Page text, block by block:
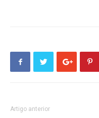
Artigo anterior